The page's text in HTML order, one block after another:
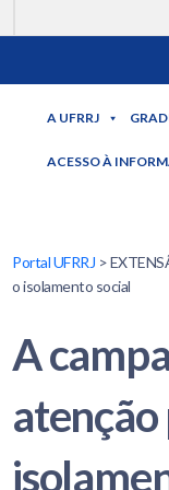
A UFRRJ
ACESSO À
Portal UFRRJ >
o isolamento social
A